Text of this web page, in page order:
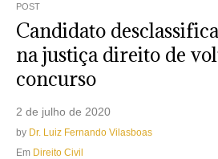
POST
Candidato
na justiça direito de
concurso
2 de julho de 2020
by Dr. Luiz Fernando Vilasboas
Em Direito Civil